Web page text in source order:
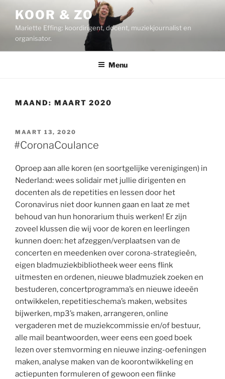
inhoud
KOOR & ZO
Mariette Effing: koordirigent, docent, muziekjournalist en
organisator.
Menu
MAAND: MAART 2020
GEPLAATST
OP
MAART 13, 2020
#CoronaCoulance
Oproep aan alle koren (en soortgelijke verenigingen) in
Nederland: wees solidair met jullie dirigenten en
docenten als de repetities en lessen door het
Coronavirus niet door kunnen gaan en laat ze met
behoud van hun honorarium thuis werken! Er zijn
zoveel klussen die wij voor de koren en leerlingen
kunnen doen: het afzeggen/verplaatsen van de
concerten en meedenken over corona-strategieën,
eigen bladmuziekbibliotheek weer eens flink
uitmesten en ordenen, nieuwe bladmuziek zoeken en
bestuderen, concertprogramma’s en nieuwe ideeën
ontwikkelen, repetitieschema’s maken, websites
bijwerken, mp3’s maken, arrangeren, online
vergaderen met de muziekcommissie en/of bestuur,
alle mail beantwoorden, weer eens een goed boek
lezen over stemvorming en nieuwe inzing-oefeningen
maken, analyse maken van de koorontwikkeling en
actiepunten formuleren of gewoon een flinke